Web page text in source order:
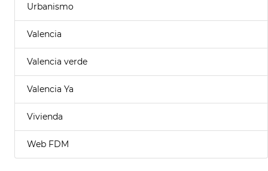
Urbanismo
Valencia
Valencia verde
Valencia Ya
Vivienda
Web FDM